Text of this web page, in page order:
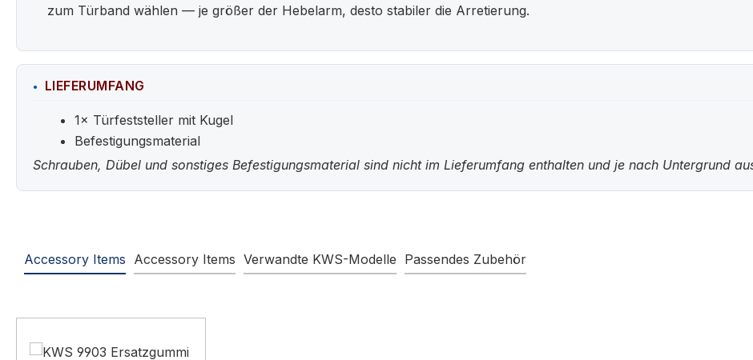
zum Türband wählen — je größer der Hebelarm, desto stabiler die Arretierung.
LIEFERUMFANG
1× Türfeststeller mit Kugel
Befestigungsmaterial
Schrauben, Dübel und sonstiges Befestigungsmaterial sind nicht im Lieferumfang enthalten und je nach Untergrund
Accessory Items Accessory Items Verwandte KWS-Modelle Passendes Zubehör